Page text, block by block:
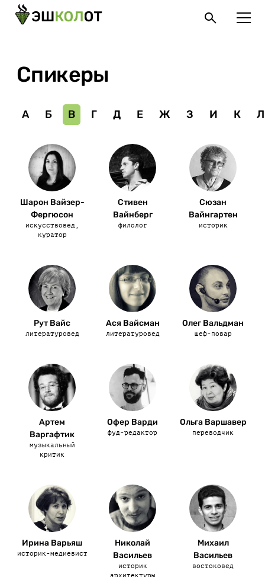
Спикеры
А Б В Г Д Е Ж З И К Л
Шарон Вайзер-
Фергюсон
искусствовед,
куратор
Стивен
Вайнберг
филолог
Сюзан
Вайнгартен
историк
Рут Вайс
литературовед
Ася Вайсман
литературовед
Олег Вальдман
шеф-повар
Артем
Варгафтик
музыкальный
критик
Офер Варди
фуд-редактор
Ольга Варшавер
переводчик
Ирина Варьяш
историк-медиевист
Николай
Васильев
историк
Михаил
Васильев
востоковед